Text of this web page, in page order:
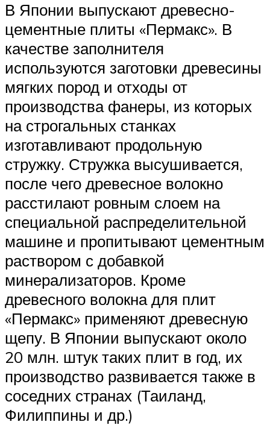
В Японии выпускают древесно-
цементные плиты «Пермакс». В
качестве заполнителя
используются заготовки древесины
мягких пород и отходы от
производства фанеры, из которых
на строгальных станках
изготавливают продольную
стружку. Стружка высушивается,
после чего древесное волокно
расстилают ровным слоем на
специальной распределительной
машине и пропитывают цементным
раствором с добавкой
минерализаторов. Кроме
древесного волокна для плит
«Пермакс» применяют древесную
щепу. В Японии выпускают около
20 млн. штук таких плит в год, их
производство развивается также в
соседних странах (Таиланд,
Филиппины и др.)